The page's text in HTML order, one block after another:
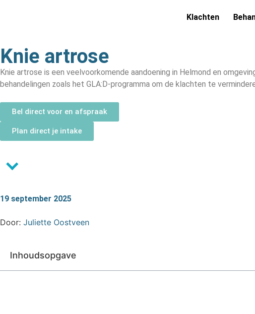
Klachten
Knie artrose
Knie artrose is een veelvoorkomende aandoening in Helmond en
behandelingen zoals het GLA:D-programma om de klachten te
Bel direct voor en afspraak
Plan direct je intake
19 september 2025
Door: Juliette Oostveen
Inhoudsopgave